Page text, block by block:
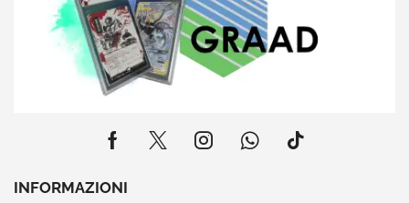
INFORMAZIONI